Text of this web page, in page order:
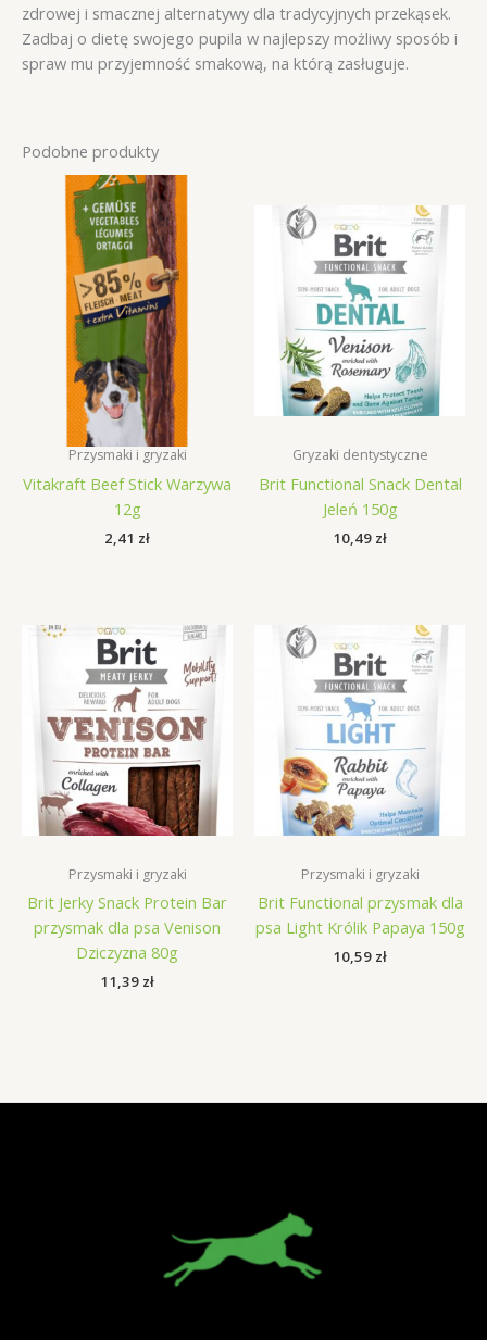
zdrowej i smacznej alternatywy dla tradycyjnych przekąsek.
Zadbaj o dietę swojego pupila w najlepszy możliwy sposób i
spraw mu przyjemność smakową, na którą zasługuje.
Podobne produkty
Przysmaki i gryzaki
Vitakraft Beef Stick Warzywa
12g
2,41 zł
Gryzaki dentystyczne
Brit Functional Snack Dental
Jeleń 150g
10,49 zł
Przysmaki i gryzaki
Brit Jerky Snack Protein Bar
przysmak dla psa Venison
Dziczyzna 80g
11,39 zł
Przysmaki i gryzaki
Brit Functional przysmak dla
psa Light Królik Papaya 150g
10,59 zł